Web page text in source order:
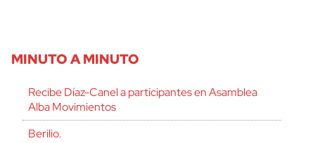
MINUTO A MINUTO
Recibe Díaz-Canel a participantes en Asamblea
Alba Movimientos
Berilio.